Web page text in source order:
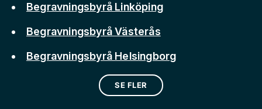
Begravningsbyrå Linköping
Begravningsbyrå Västerås
Begravningsbyrå Helsingborg
SE FLER